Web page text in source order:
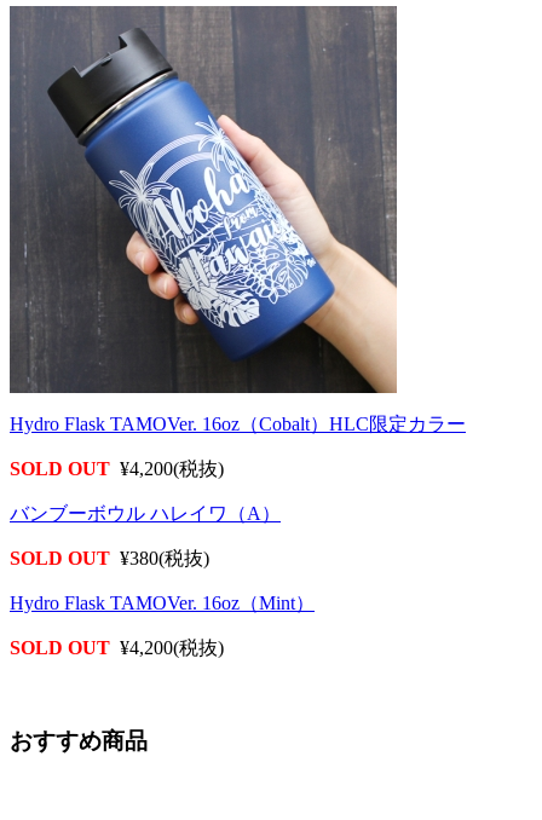
Hydro Flask TAMOVer. 16oz（Cobalt）HLC限定カラー
SOLD OUT ¥4,200(税抜)
バンブーボウル ハレイワ（A）
SOLD OUT ¥380(税抜)
Hydro Flask TAMOVer. 16oz（Mint）
SOLD OUT ¥4,200(税抜)
おすすめ商品